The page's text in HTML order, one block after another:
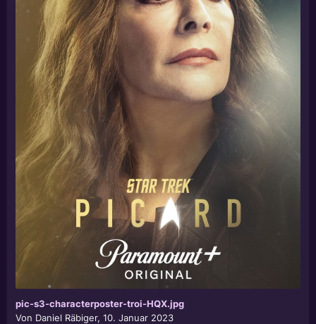
pic-s3-characterposter-troi-HQX.jpg
Von Daniel Räbiger, 10. Januar 2023